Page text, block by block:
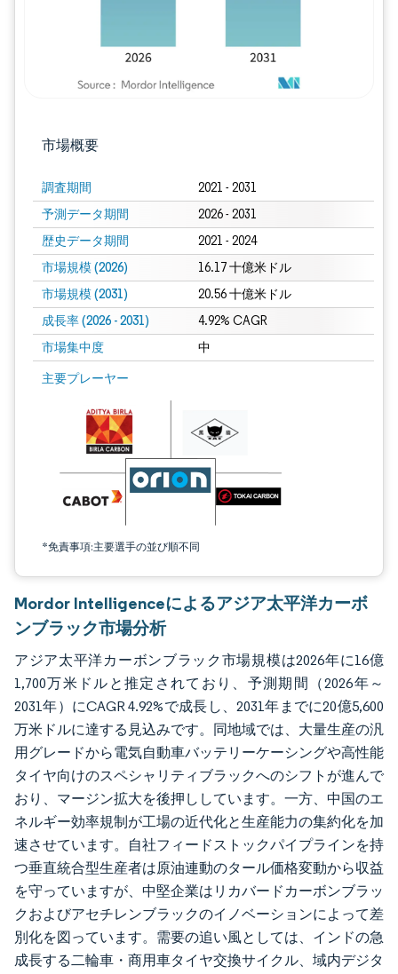
市場概要
調査期間 2021 - 2031
予測データ期間 2026 - 2031
歴史データ期間 2021 - 2024
市場規模 (2026) 16.17 十億米ドル
市場規模 (2031) 20.56 十億米ドル
成長率 (2026 - 2031) 4.92% CAGR
市場集中度 中
主要プレーヤー
*免責事項:主要選手の並び順不同
画像 © Mordor Intelligence。再利用にはCC BY 4.0の表示が必要です。
Mordor Intelligenceによるアジア太平洋カーボ
ンブラック市場分析
アジア太平洋カーボンブラック市場規模は2026年に16億
1,700万米ドルと推定されており、予測期間（2026年～
2031年）にCAGR 4.92%で成長し、2031年までに20億5,600
万米ドルに達する見込みです。同地域では、大量生産の汎
用グレードから電気自動車バッテリーケーシングや高性能
タイヤ向けのスペシャリティブラックへのシフトが進んで
おり、マージン拡大を後押ししています。一方、中国のエ
ネルギー効率規制が工場の近代化と生産能力の集約化を加
速させています。自社フィードストックパイプラインを持
つ垂直統合型生産者は原油連動のタール価格変動から収益
を守っていますが、中堅企業はリカバードカーボンブラッ
クおよびアセチレンブラックのイノベーションによって差
別化を図っています。需要の追い風としては、インドの急
成長する二輪車・商用車タイヤ交換サイクル、域内デジタ